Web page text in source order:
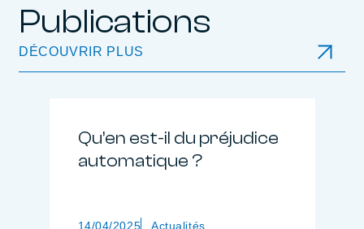
Publications
DÉCOUVRIR PLUS
Qu’en est-il du préjudice
automatique ?
14/04/2025 Actualités